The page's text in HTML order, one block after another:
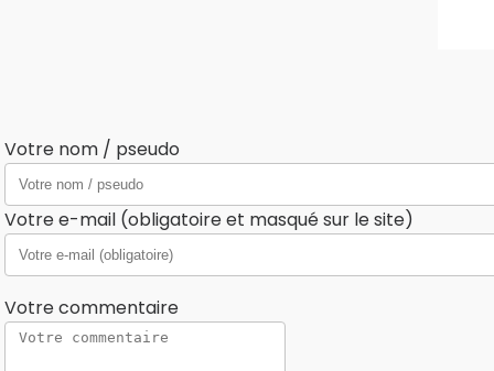
Votre nom / pseudo
Votre e-mail (obligatoire et masqué sur le site)
Votre commentaire